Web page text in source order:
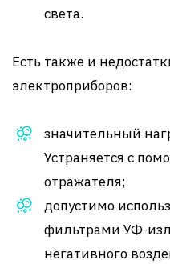
света.
Есть также и
электроприборов:
значительный
Устраняется с
отражателя;
допустимо
фильтрами УФ-
негативного